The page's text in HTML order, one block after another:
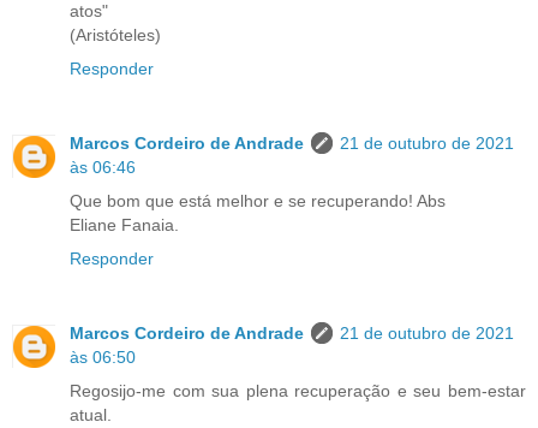
atos"
(Aristóteles)
Responder
Marcos Cordeiro de Andrade
21 de outubro de 2021
às 06:46
Que bom que está melhor e se recuperando! Abs
Eliane Fanaia.
Responder
Marcos Cordeiro de Andrade
21 de outubro de 2021
às 06:50
Regosijo-me com sua plena recuperação e seu bem-estar
atual.